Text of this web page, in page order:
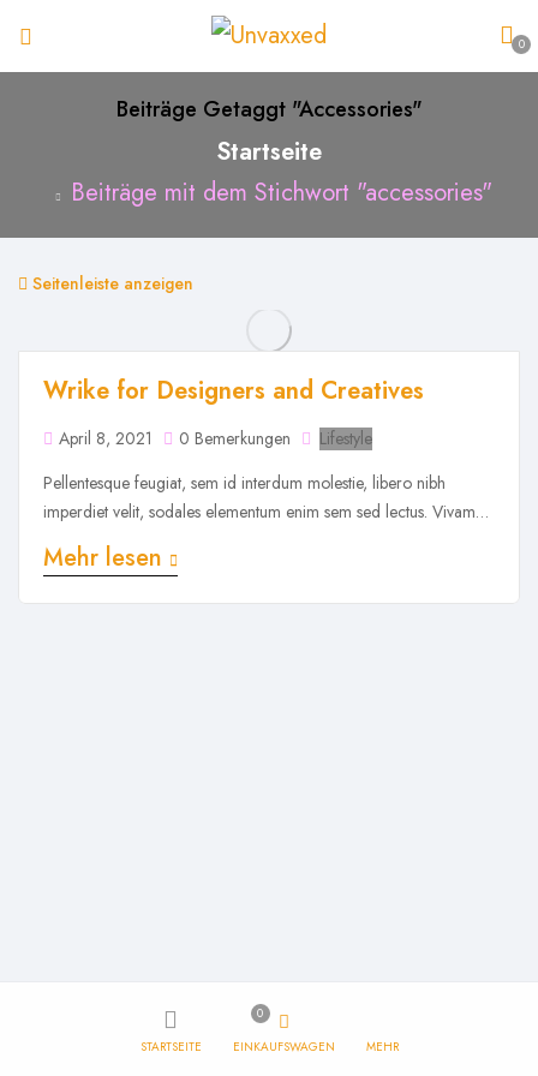
0
Beiträge Getaggt "accessories"
Startseite
Beiträge mit dem Stichwort "accessories"
Seitenleiste anzeigen
Wrike for Designers and Creatives
April 8, 2021 0 Bemerkungen
Lifestyle
Pellentesque feugiat, sem id interdum molestie, libero nibh
imperdiet velit, sodales elementum enim sem sed lectus. Vivamus
viverra diam congue tristique pellentesque. Proin efficitur est vel
lectus ultrices rhoncus eu ut lacus. In gravida leo at justo lobortis,
vitae aliquet justo vehicula. Maecenas at ...
Mehr lesen
STARTSEITE
0
EINKAUFSWAGEN
MEHR